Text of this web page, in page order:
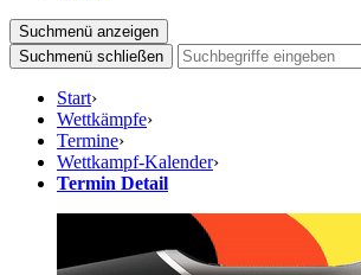
Suchmenü anzeigen
Suchmenü schließen
Start›
Wettkämpfe›
Termine›
Wettkampf-Kalender›
Termin Detail